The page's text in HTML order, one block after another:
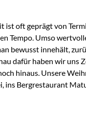
ist oft geprägt von
Tempo. Umso
bewusst innehält,
dafür haben wir uns
hinaus. Unsere
ins Bergrestaurant
sondern auch